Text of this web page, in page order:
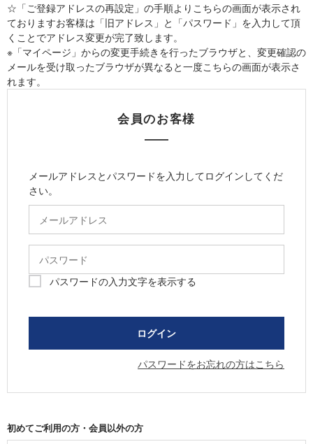
☆「ご登録アドレスの再設定」の手順よりこちらの画面が表示され
ておりますお客様は「旧アドレス」と「パスワード」を入力して頂
くことでアドレス変更が完了致します。
※「マイページ」からの変更手続きを行ったブラウザと、変更確認の
メールを受け取ったブラウザが異なると一度こちらの画面が表示さ
れます。
会員のお客様
メールアドレスとパスワードを入力してログインしてくだ
さい。
パスワードの入力文字を表示する
パスワードをお忘れの方はこちら
初めてご利用の方・会員以外の方